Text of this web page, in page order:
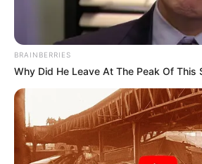
BRAINBERRIES
Why Did He Leave At The Peak Of This